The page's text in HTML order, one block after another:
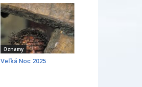
Oznamy
Veľká Noc 2025